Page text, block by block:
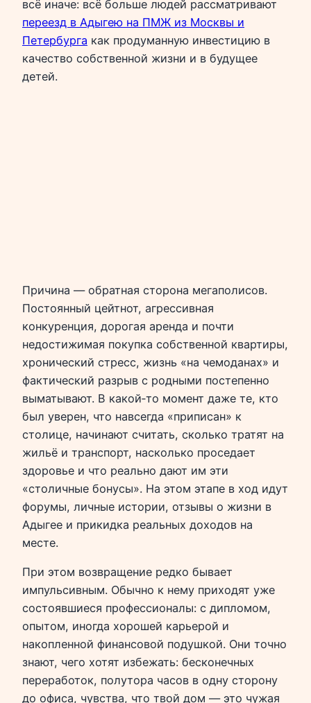
всё иначе: всё больше людей рассматривают
переезд в Адыгею на ПМЖ из Москвы и
Петербурга как продуманную инвестицию в
качество собственной жизни и в будущее
детей.
Причина — обратная сторона мегаполисов.
Постоянный цейтнот, агрессивная
конкуренция, дорогая аренда и почти
недостижимая покупка собственной квартиры,
хронический стресс, жизнь «на чемоданах» и
фактический разрыв с родными постепенно
выматывают. В какой‑то момент даже те, кто
был уверен, что навсегда «приписан» к
столице, начинают считать, сколько тратят на
жильё и транспорт, насколько проседает
здоровье и что реально дают им эти
«столичные бонусы». На этом этапе в ход идут
форумы, личные истории, отзывы о жизни в
Адыгее и прикидка реальных доходов на
месте.
При этом возвращение редко бывает
импульсивным. Обычно к нему приходят уже
состоявшиеся профессионалы: с дипломом,
опытом, иногда хорошей карьерой и
накопленной финансовой подушкой. Они точно
знают, чего хотят избежать: бесконечных
переработок, полутора часов в одну сторону
до офиса, чувства, что твой дом — это чужая